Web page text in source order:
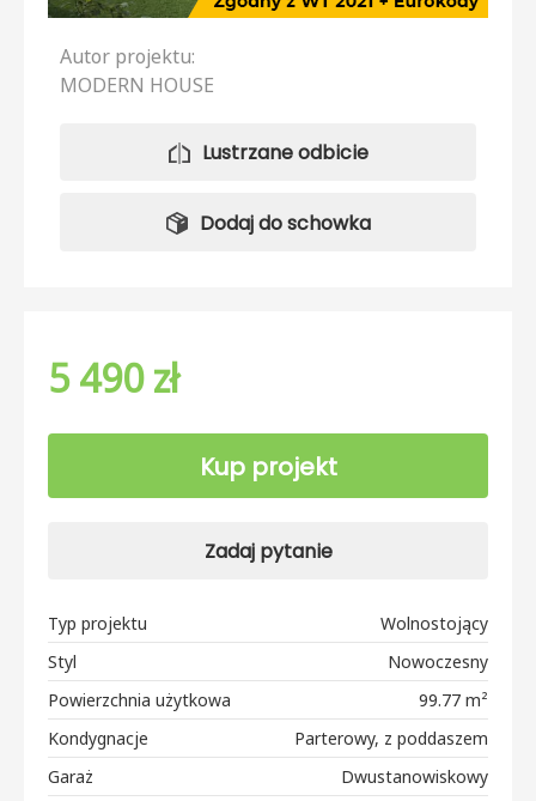
Autor projektu:
MODERN HOUSE
Lustrzane odbicie
Dodaj do schowka
5 490 zł
Kup projekt
Zadaj pytanie
Typ projektu
Wolnostojący
Styl
Nowoczesny
Powierzchnia użytkowa
99.77 m²
Kondygnacje
Parterowy, z poddaszem
Garaż
Dwustanowiskowy